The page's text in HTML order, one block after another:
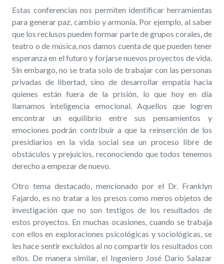
Estas conferencias nos permiten identificar herramientas
para generar paz, cambio y armonía. Por ejemplo, al saber
que los reclusos pueden formar parte de grupos corales, de
teatro o de música, nos damos cuenta de que pueden tener
esperanza en el futuro y forjarse nuevos proyectos de vida.
Sin embargo, no se trata solo de trabajar con las personas
privadas de libertad, sino de desarrollar empatía hacia
quienes están fuera de la prisión, lo que hoy en día
llamamos inteligencia emocional. Aquellos que logren
encontrar un equilibrio entre sus pensamientos y
emociones podrán contribuir a que la reinserción de los
presidiarios en la vida social sea un proceso libre de
obstáculos y prejuicios, reconociendo que todos tenemos
derecho a empezar de nuevo.
Otro tema destacado, mencionado por el Dr. Franklyn
Fajardo, es no tratar a los presos como meros objetos de
investigación que no son testigos de los resultados de
estos proyectos. En muchas ocasiones, cuando se trabaja
con ellos en exploraciones psicológicas y sociológicas, se
les hace sentir excluidos al no compartir los resultados con
ellos. De manera similar, el Ingeniero José Darío Salazar